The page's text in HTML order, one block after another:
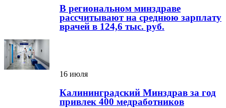
В региональном минздраве
рассчитывают на среднюю зарплату
врачей в 124,6 тыс. руб.
16 июля
Калининградский Минздрав за год
привлек 400 медработников